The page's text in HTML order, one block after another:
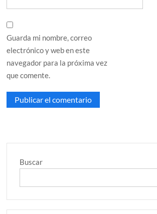
Guarda mi nombre, correo
electrónico y web en este
navegador para la próxima vez
que comente.
Buscar